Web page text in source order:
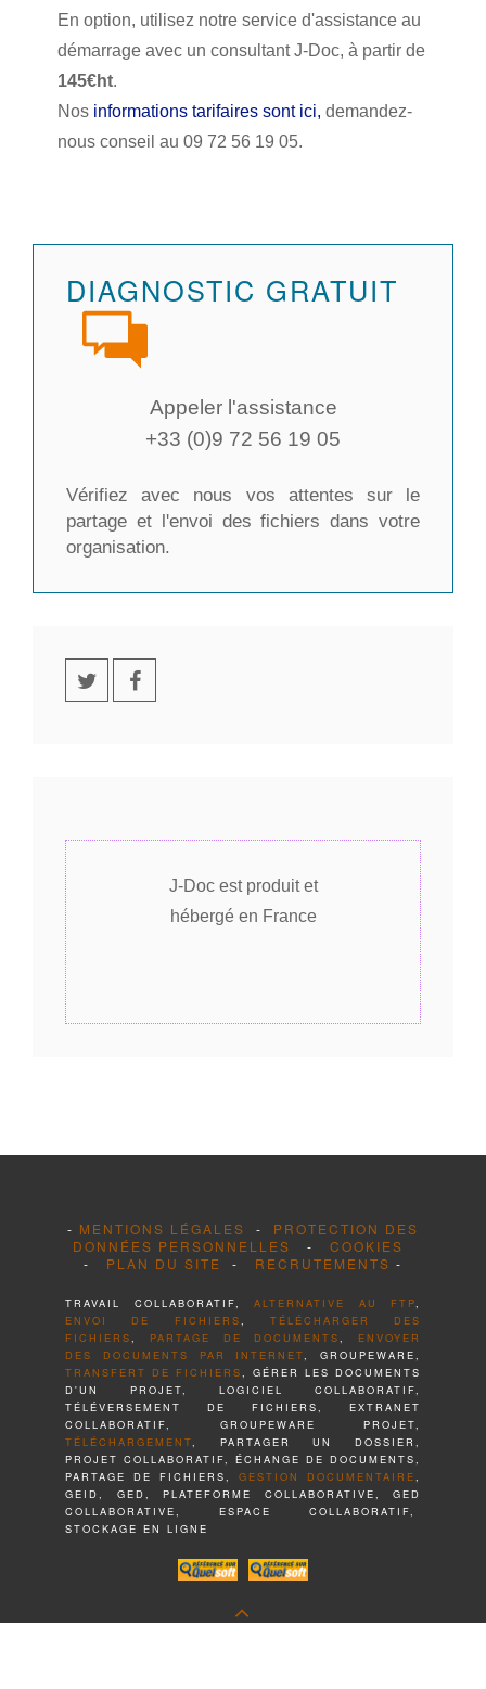
En option, utilisez notre service d'assistance au
démarrage avec un consultant J-Doc, à partir de
145€ht.
Nos informations tarifaires sont ici, demandez-
nous conseil au 09 72 56 19 05.
DIAGNOSTIC GRATUIT
Appeler l'assistance
+33 (0)9 72 56 19 05
Vérifiez avec nous vos attentes sur le
partage et l'envoi des fichiers dans votre
organisation.
J-Doc est produit et
hébergé en France
- MENTIONS LÉGALES - PROTECTION DES
DONNÉES PERSONNELLES - COOKIES
-
PLAN DU SITE - RECRUTEMENTS -
TRAVAIL COLLABORATIF, ALTERNATIVE AU FTP,
ENVOI DE FICHIERS, TÉLÉCHARGER DES
FICHIERS, PARTAGE DE DOCUMENTS, ENVOYER
DES DOCUMENTS PAR INTERNET, GROUPEWARE,
TRANSFERT DE FICHIERS, GÉRER LES DOCUMENTS
D'UN PROJET, LOGICIEL COLLABORATIF,
TÉLÉVERSEMENT DE FICHIERS, EXTRANET
COLLABORATIF, GROUPEWARE PROJET,
TÉLÉCHARGEMENT, PARTAGER UN DOSSIER,
PROJET COLLABORATIF, ÉCHANGE DE DOCUMENTS,
PARTAGE DE FICHIERS, GESTION DOCUMENTAIRE,
GEID, GED, PLATEFORME COLLABORATIVE, GED
COLLABORATIVE, ESPACE COLLABORATIF,
STOCKAGE EN LIGNE